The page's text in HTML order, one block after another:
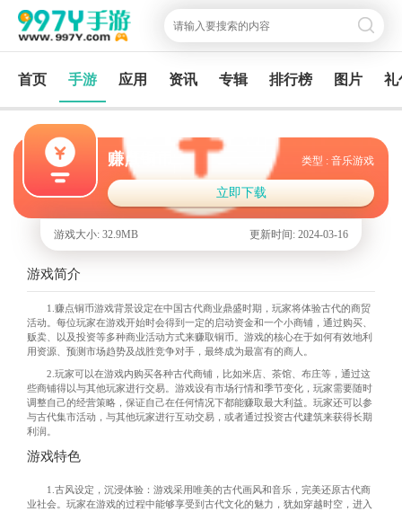
首页 手游 应用 资讯 专辑 排行榜 图片 礼
赚点铜币 类型 : 音乐游戏
立即下载
游戏大小: 32.9MB 更新时间: 2024-03-16
游戏简介
1.赚点铜币游戏背景设定在中国古代商业鼎盛时期，玩家将体验古代的商贸
活动。每位玩家在游戏开始时会得到一定的启动资金和一个小商铺，通过购买、
贩卖、以及投资等多种商业活动方式来赚取铜币。游戏的核心在于如何有效地利
用资源、预测市场趋势及战胜竞争对手，最终成为最富有的商人。
2.玩家可以在游戏内购买各种古代商铺，比如米店、茶馆、布庄等，通过这
些商铺得以与其他玩家进行交易。游戏设有市场行情和季节变化，玩家需要随时
调整自己的经营策略，保证自己在任何情况下都能赚取最大利益。玩家还可以参
与古代集市活动，与其他玩家进行互动交易，或者通过投资古代建筑来获得长期
利润。
游戏特色
1.古风设定，沉浸体验：游戏采用唯美的古代画风和音乐，完美还原古代商
业社会。玩家在游戏的过程中能够享受到古代文化的魅力，犹如穿越时空，进入